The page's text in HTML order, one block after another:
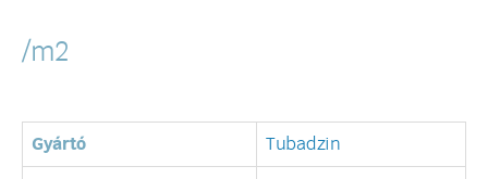
/m2
Gyártó Tubadzin